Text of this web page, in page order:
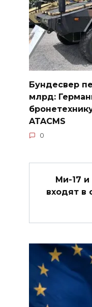
Бундесвер
млрд:
ATACMS
0
Ми-17
входят в